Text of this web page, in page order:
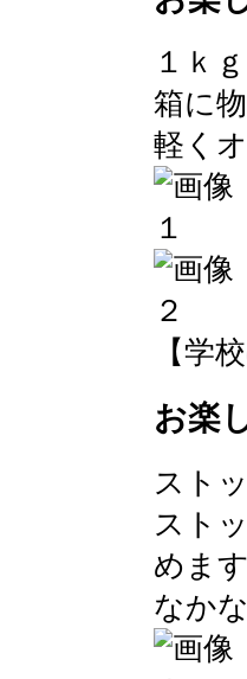
１ｋ
箱に
軽く
【学
お楽
スト
スト
めます
なか